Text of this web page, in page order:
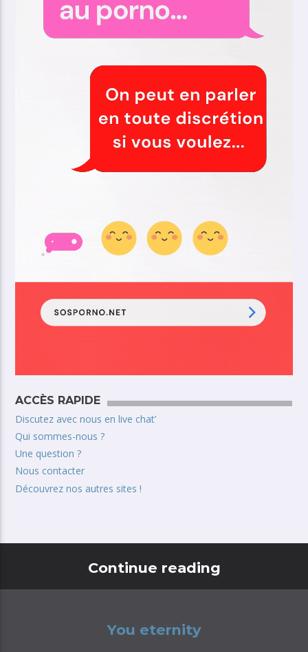
ACCÈS RAPIDE
Discutez avec nous en live chat’
Qui sommes-nous ?
Une question ?
Nous contacter
Découvrez nos autres sites !
Continue reading
You eternity